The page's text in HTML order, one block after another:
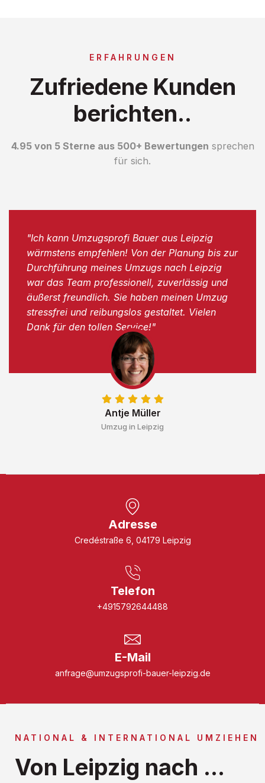
ERFAHRUNGEN
Zufriedene Kunden
berichten..
4.95 von 5 Sterne aus 500+ Bewertungen sprechen
für sich.
Antje Müller
Umzug in Leipzig
"Ich kann Umzugsprofi Bauer aus Leipzig
wärmstens empfehlen! Von der Planung bis zur
Durchführung meines Umzugs nach Leipzig
war das Team professionell, zuverlässig und
äußerst freundlich. Sie haben meinen Umzug
stressfrei und reibungslos gestaltet. Vielen
Dank für den tollen Service!"
Adresse
Credéstraße 6, 04179 Leipzig
Telefon
+4915792644488
E-Mail
anfrage@umzugsprofi-bauer-leipzig.de
NATIONAL & INTERNATIONAL UMZIEHEN
Von Leipzig nach ...